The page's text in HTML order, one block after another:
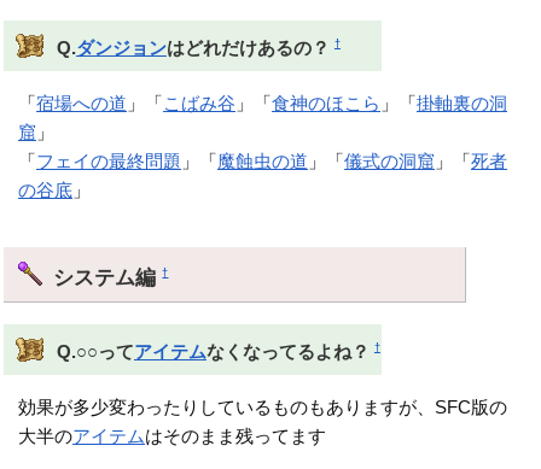
Q.ダンジョンはどれだけあるの？ †
「宿場への道 」「こばみ谷 」「食神のほこら 」「掛軸裏の洞
窟 」
「フェイの最終問題 」「魔蝕虫の道 」「儀式の洞窟 」「死者
の谷底 」
システム編†
Q.○○ってアイテムなくなってるよね？ †
効果が多少変わったりしているものもありますが、SFC版の
大半のアイテムはそのまま残ってます